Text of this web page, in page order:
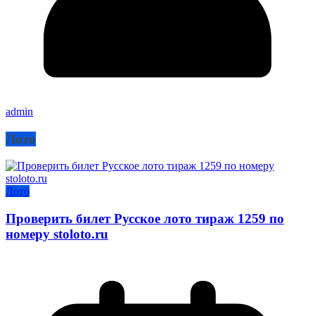
admin
Лото
Лото
Проверить билет Русское лото тираж 1259 по
номеру stoloto.ru